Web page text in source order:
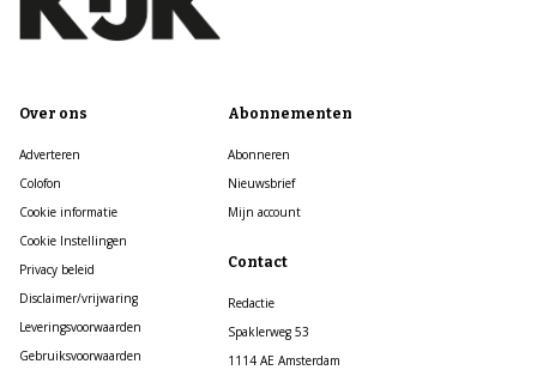
Over ons
Adverteren
Colofon
Cookie informatie
Cookie Instellingen
Privacy beleid
Disclaimer/vrijwaring
Leveringsvoorwaarden
Gebruiksvoorwaarden
Abonnementen
Abonneren
Nieuwsbrief
Mijn account
Contact
Redactie
Spaklerweg 53
1114 AE Amsterdam